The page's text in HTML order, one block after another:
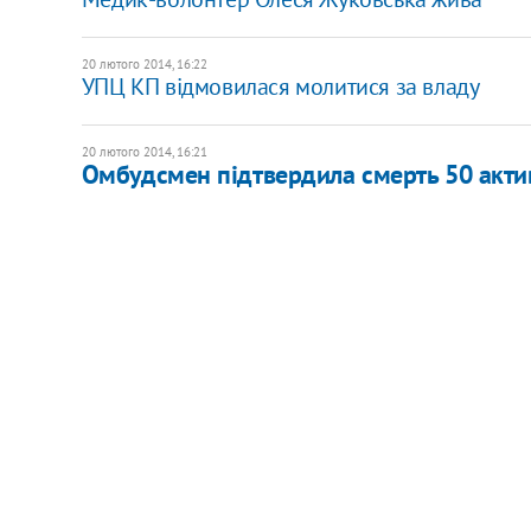
20 лютого 2014, 16:22
УПЦ КП відмовилася молитися за владу
20 лютого 2014, 16:21
Омбудсмен підтвердила смерть 50